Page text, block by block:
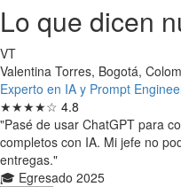
Lo que dicen
VT
Valentina Torres, Bogotá,
Experto en IA y Prompt
★★★★☆ 4.8
"Pasé de usar ChatGPT para
completos con IA. Mi jefe no
entregas."
🎓 Egresado 2025